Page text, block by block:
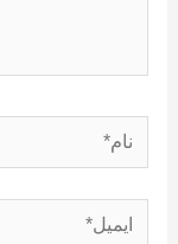
نام*
ایمیل*